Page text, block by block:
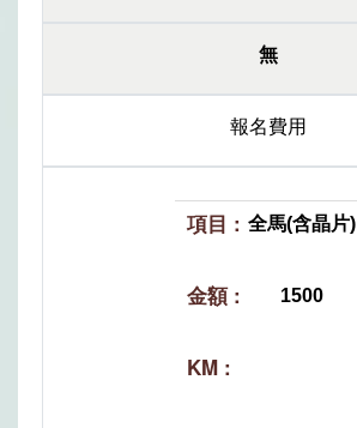
無
報名費用
全馬(含晶片)
1500